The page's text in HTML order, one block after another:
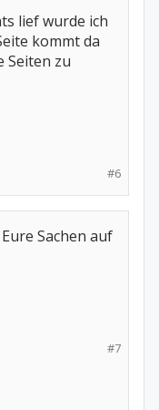
lief wurde ich
kommt da
Seiten zu
#6
Sachen auf
#7